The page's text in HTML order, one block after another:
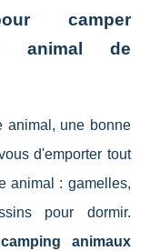
camper
animal de
animal, une bonne
d'emporter tout
animal : gamelles,
pour dormir.
camping animaux